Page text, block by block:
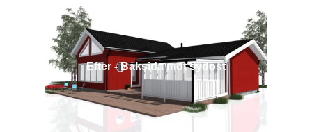
Efter - Baksida mot sydost